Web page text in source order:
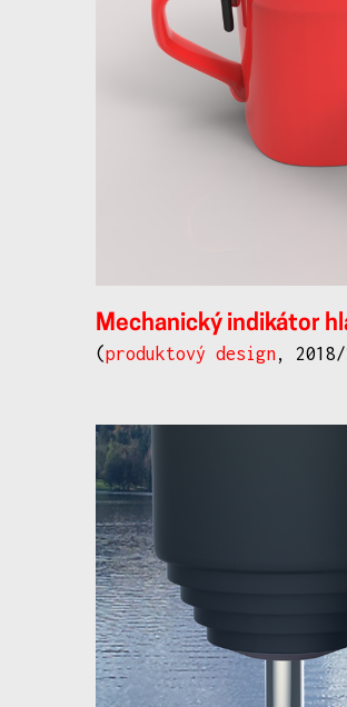
Mechanický indikátor
(produktový design , 2018/